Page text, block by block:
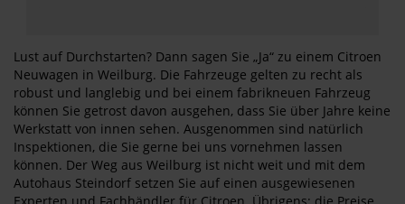
Lust auf Durchstarten? Dann sagen Sie „Ja“ zu einem Citroen
Neuwagen in Weilburg. Die Fahrzeuge gelten zu recht als
robust und langlebig und bei einem fabrikneuen Fahrzeug
können Sie getrost davon ausgehen, dass Sie über Jahre keine
Werkstatt von innen sehen. Ausgenommen sind natürlich
Inspektionen, die Sie gerne bei uns vornehmen lassen
können. Der Weg aus Weilburg ist nicht weit und mit dem
Autohaus Steindorf setzen Sie auf einen ausgewiesenen